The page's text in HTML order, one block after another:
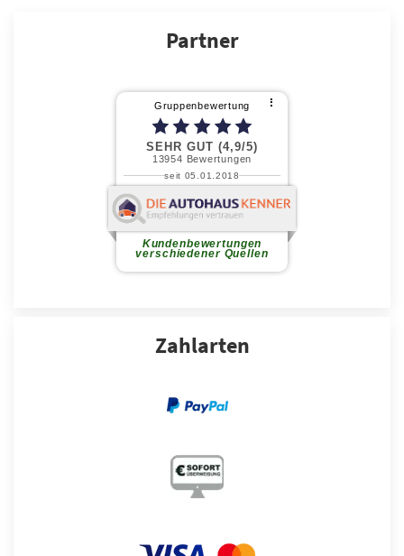
Partner
Zahlarten